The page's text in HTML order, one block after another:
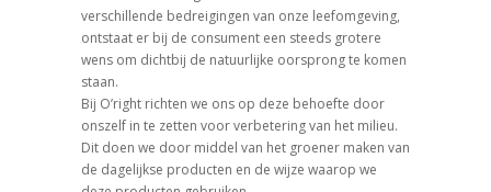
verschillende bedreigingen van onze leefomgeving,
ontstaat er bij de consument een steeds grotere
wens om dichtbij de natuurlijke oorsprong te komen
staan.
Bij O’right richten we ons op deze behoefte door
onszelf in te zetten voor verbetering van het milieu.
Dit doen we door middel van het groener maken van
de dagelijkse producten en de wijze waarop we